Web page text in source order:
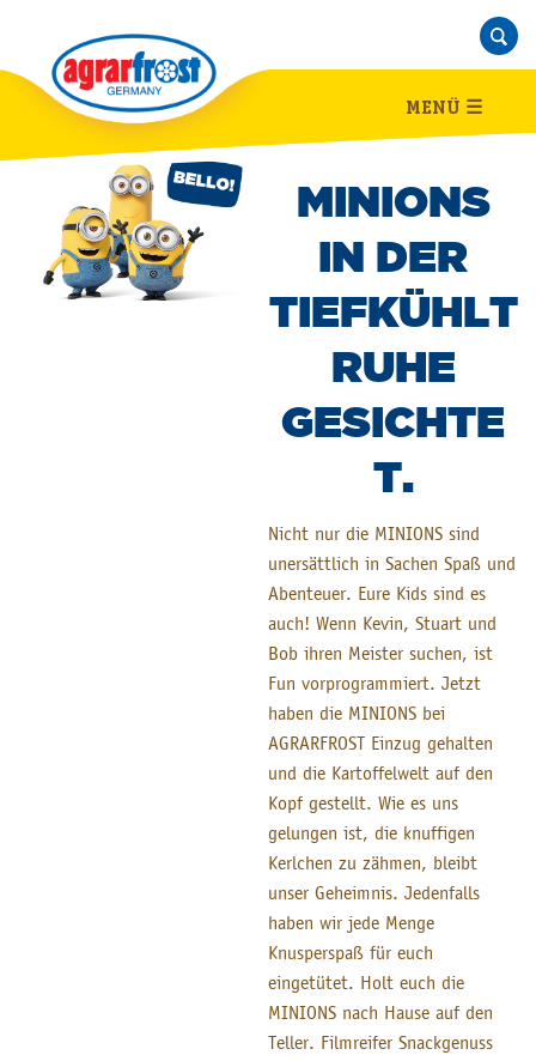
MENÜ ☰
MINIONS
IN DER
TIEFKÜHLT
RUHE
GESICHTE
T.
Nicht nur die MINIONS sind
unersättlich in Sachen Spaß und
Abenteuer. Eure Kids sind es
auch! Wenn Kevin, Stuart und
Bob ihren Meister suchen, ist
Fun vorprogrammiert. Jetzt
haben die MINIONS bei
AGRARFROST Einzug gehalten
und die Kartoffelwelt auf den
Kopf gestellt. Wie es uns
gelungen ist, die knuffigen
Kerlchen zu zähmen, bleibt
unser Geheimnis. Jedenfalls
haben wir jede Menge
Knusperspaß für euch
eingetütet. Holt euch die
MINIONS nach Hause auf den
Teller. Filmreifer Snackgenuss